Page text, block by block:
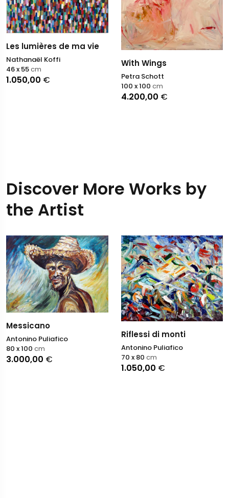
Les lumières de ma vie
Nathanaël Koffi
1.050,00 €
46 x 55cm
With Wings
Petra Schott
4.200,00 €
100 x 100 cm
Discover More Works by
the Artist
Messicano
Antonino Puliafico
3.000,00 €
80 x 100 cm
Riflessi di monti
Antonino Puliafico
1.050,00 €
70 x 80 cm